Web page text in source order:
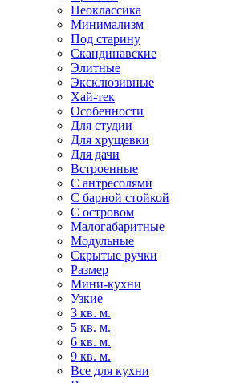
Неоклассика
Минимализм
Под старину
Скандинавские
Элитные
Эксклюзивные
Хай-тек
Особенности
Для студии
Для хрущевки
Для дачи
Встроенные
С антресолями
С барной стойкой
С островом
Малогабаритные
Модульные
Скрытые ручки
Размер
Мини-кухни
Узкие
3 кв. м.
5 кв. м.
6 кв. м.
9 кв. м.
Все для кухни